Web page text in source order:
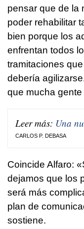
pensar que de la
poder rehabilitar
bien porque los
enfrentan todos
tramitaciones
debería
que mucha
Leer más: Una
CARLOS P. DEBASA
Coincide Alfaro:
dejamos que los
será más
plan de
sostiene.